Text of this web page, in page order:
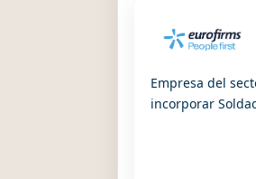
Empresa del
incorporar